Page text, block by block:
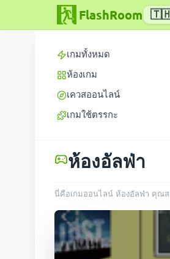
FlashRoom
เกมทั้งหมด
ห้องเกม
เควสออนไลน์
เกมใช้ตรรกะ
ห้องอัลฟ่า
นี่คือเกมออนไลน์ ห้องอัลฟ่า คุณส